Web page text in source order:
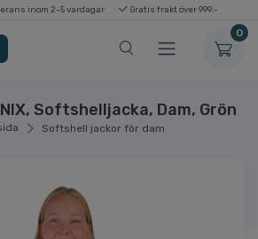
inom 2-5 vardagar Gratis frakt över 999:-
0
Softshelljacka, Dam, Grön
Softshell jackor för dam